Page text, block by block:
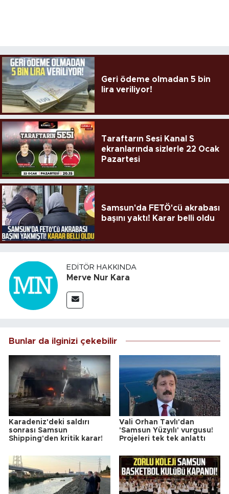
Geri ödeme olmadan 5 bin
lira veriliyor!
Taraftarın Sesi Kanal S
ekranlarında sizlerle 22 Ocak
Pazartesi
Samsun'da FETÖ'cü akrabası
başını yaktı! Karar belli oldu
EDITÖR HAKKINDA
Merve Nur Kara
Bunlar da ilginizi çekebilir
Karadeniz'deki saldırı
sonrası Samsun
Shipping'den kritik karar!
Vali Orhan Tavlı'dan
'Samsun Yüzyılı' vurgusu!
Projeleri tek tek anlattı